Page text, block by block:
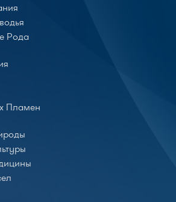
Рода
Пламен